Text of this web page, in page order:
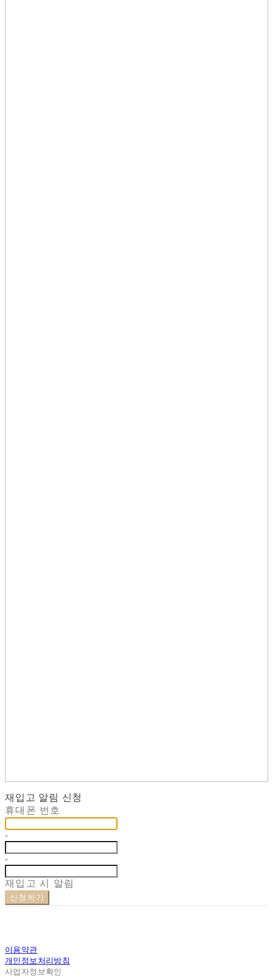
재입고 알림 신청
휴대폰 번호
-
-
재입고 시 알림
신청하기
이용약관
개인정보처리방침
사업자정보확인